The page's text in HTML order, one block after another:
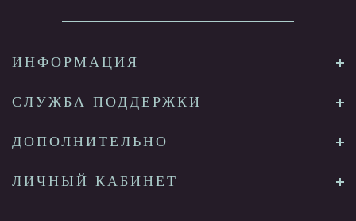
ИНФОРМАЦИЯ
СЛУЖБА ПОДДЕРЖКИ
ДОПОЛНИТЕЛЬНО
ЛИЧНЫЙ КАБИНЕТ